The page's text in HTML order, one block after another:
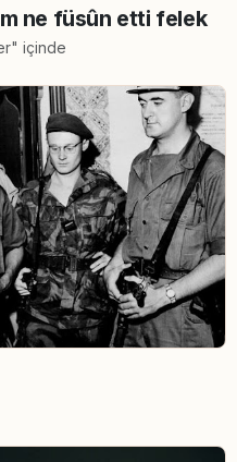
ne füsûn etti felek
içinde